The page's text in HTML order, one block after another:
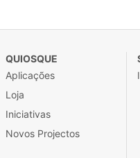
QUIOSQUE
Aplicações
Loja
Iniciativas
Novos Projectos